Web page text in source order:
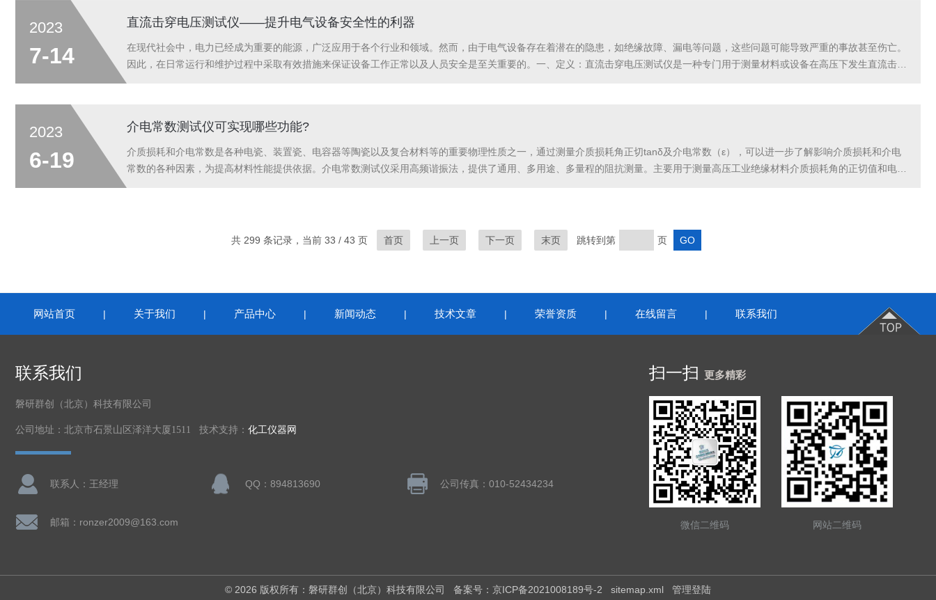
2023
7-14
直流击穿电压测试仪——提升电气设备安全性的利器
在现代社会中，电力已经成为重要的能源，广泛应用于各个行业和领域。然而，由于电气设备存在着潜在的隐患，如绝缘故障、漏电等问题，这些问题可能导致严重的事故甚至伤亡。
因此，在日常运行和维护过程中采取有效措施来保证设备工作正常以及人员安全是至关重要的。一、定义：直流击穿电压测试仪是一种专门用于测量材料或设备在高压下发生直流击穿
2023
6-19
介电常数测试仪可实现哪些功能?
介质损耗和介电常数是各种电瓷、装置瓷、电容器等陶瓷以及复合材料等的重要物理性质之一，通过测量介质损耗角正切tanδ及介电常数（ε），可以进一步了解影响介质损耗和介电
常数的各种因素，为提高材料性能提供依据。介电常数测试仪采用高频谐振法，提供了通用、多用途、多量程的阻抗测量。主要用于测量高压工业绝缘材料介质损耗角的正切值和电容
共 299 条记录，当前 33 / 43 页 首页 上一页 下一页 末页 跳转到第 页
网站首页 | 关于我们 | 产品中心 | 新闻动态 | 技术文章 | 荣誉资质 | 在线留言 | 联系我们
联系我们
磐研群创（北京）科技有限公司
公司地址：北京市石景山区泽洋大厦1511 技术支持： 化工仪器网
联系人：王经理 QQ：894813690 公司传真：010-52434234
邮箱：ronzer2009@163.com
扫一扫 更多精彩
微信二维码 网站二维码
© 2026 版权所有：磐研群创（北京）科技有限公司 备案号：京ICP备2021008189号-2 sitemap.xml 管理登陆